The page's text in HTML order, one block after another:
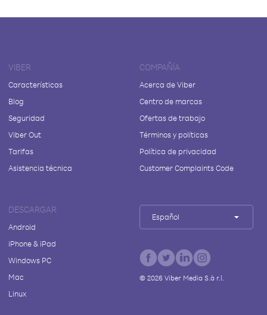
VIBER
Características
Blog
Seguridad
Viber Out
Tarifas
Asistencia técnica
COMPAÑÍA
Acerca de Viber
Centro de marcas
Ofertas de trabajo
Términos y políticas
Política de privacidad
Customer Complaints Code
DESCARGAR
Android
iPhone & iPad
Windows PC
Mac
Linux
Español
© 2026Viber Media S.à r.l.